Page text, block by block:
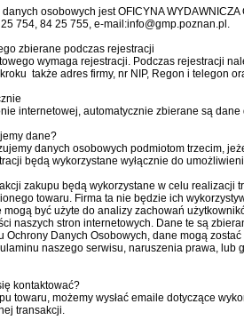
osobowych jest OFICYNA WYDAWNICZA
754, 84 25 755, e-mail:info@gmp.poznan.pl.
zbierane podczas rejestracji
wymaga rejestracji. Podczas rejestracji
także adres firmy, nr NIP, Regon i telegon
internetowej, automatycznie zbierane są
dane?
danych osobowych podmiotom trzecim,
będą wykorzystane wyłącznie do
zakupu będą wykorzystane w celu
towaru. Firma ta nie będzie ich
mogą być użyte do analizy zachowań
naszych stron internetowych. Dane te są
Ochrony Danych Osobowych, dane mogą
naszego serwisu, naruszenia prawa,
kontaktować?
towaru, możemy wysłać emaile dotyczące
transakcji.